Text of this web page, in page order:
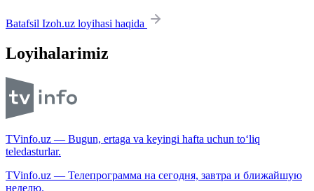
Batafsil Izoh.uz loyihasi haqida
Loyihalarimiz
TVinfo.uz — Bugun, ertaga va keyingi hafta uchun to‘liq
teledasturlar.
TVinfo.uz — Телепрограмма на сегодня, завтра и ближайшую
неделю.